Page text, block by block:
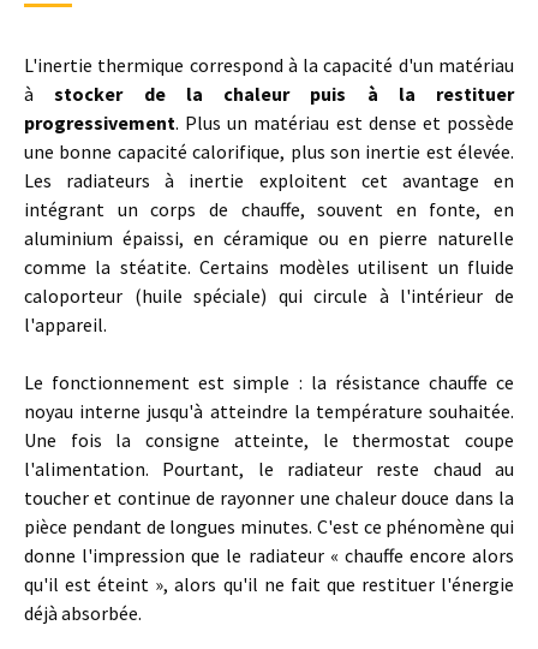
L'inertie thermique correspond à la capacité d'un matériau
àstocker de la chaleur puis à la restituer
progressivement. Plus un matériau est dense et possède
une bonne capacité calorifique, plus son inertie est élevée.
Les radiateurs à inertie exploitent cet avantage en
intégrant un corps de chauffe, souvent en fonte, en
aluminium épaissi, en céramique ou en pierre naturelle
comme la stéatite. Certains modèles utilisent un fluide
caloporteur (huile spéciale) qui circule à l'intérieur de
l'appareil.
Le fonctionnement est simple : la résistance chauffe ce
noyau interne jusqu'à atteindre la température souhaitée.
Une fois la consigne atteinte, le thermostat coupe
l'alimentation. Pourtant, le radiateur reste chaud au
toucher et continue de rayonner une chaleur douce dans la
pièce pendant de longues minutes. C'est ce phénomène qui
donne l'impression que le radiateur « chauffe encore alors
qu'il est éteint », alors qu'il ne fait que restituer l'énergie
déjà absorbée.